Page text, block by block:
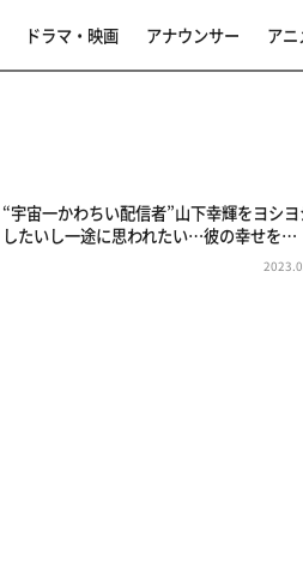
ドラマ・映画 アナウンサー アニ
“宇宙一かわちい配信者”山下幸輝をヨシヨ
したいし一途に思われたい…彼の幸せを…